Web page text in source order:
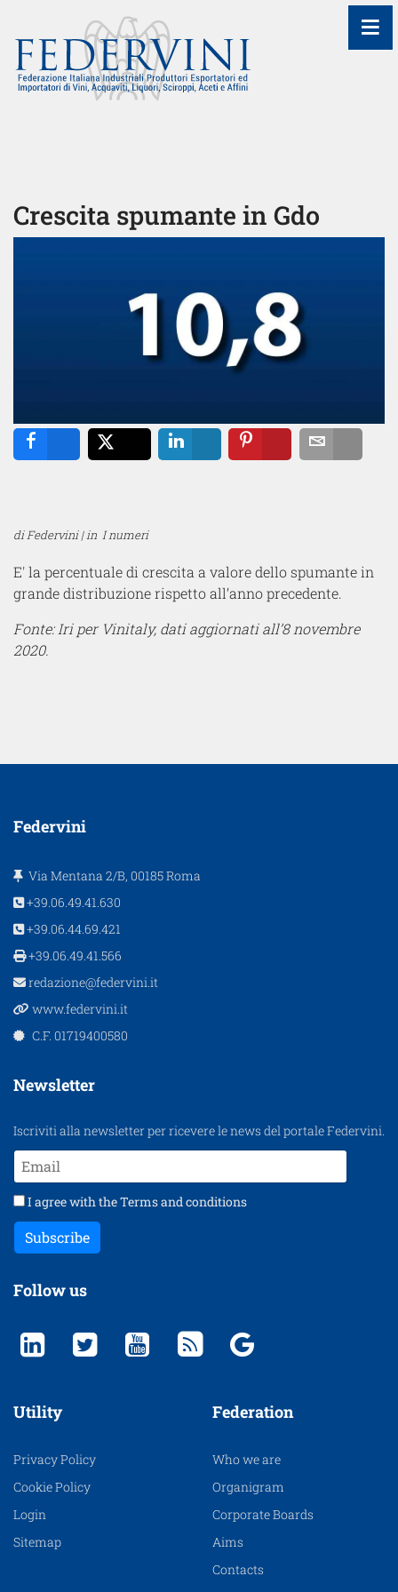
Crescita spumante in Gdo
di Federvini | in I numeri
E' la percentuale di crescita a valore dello spumante in
grande distribuzione rispetto all’anno precedente.
Fonte: Iri per Vinitaly, dati aggiornati all’8 novembre
2020.
Federvini
Via Mentana 2/B, 00185 Roma
+39.06.49.41.630
+39.06.44.69.421
+39.06.49.41.566
redazione@federvini.it
www.federvini.it
C.F. 01719400580
Newsletter
Iscriviti alla newsletter per ricevere le news del portale Federvini.
I agree with theTerms and conditions
Subscribe
Follow us
Utility
Privacy Policy
Cookie Policy
Login
Sitemap
Federation
Who we are
Organigram
Corporate Boards
Aims
Contacts
≡